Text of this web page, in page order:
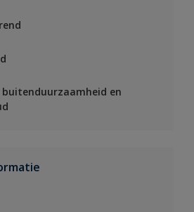
buitenduurzaamheid en